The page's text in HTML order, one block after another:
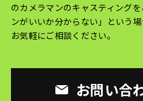
のカメラマンのキャスティング
ンがいいか分からない」という
お気軽にご相談ください。
お問い合